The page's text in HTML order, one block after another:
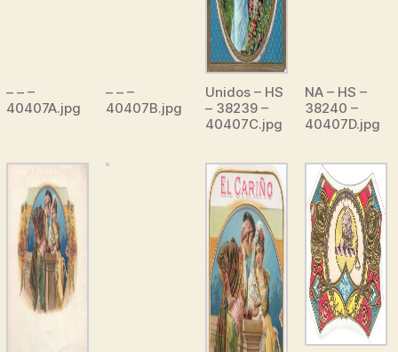
– – –
40407A.jpg
– – –
40407B.jpg
Unidos – HS
– 38239 –
40407C.jpg
NA – HS –
38240 –
40407D.jpg